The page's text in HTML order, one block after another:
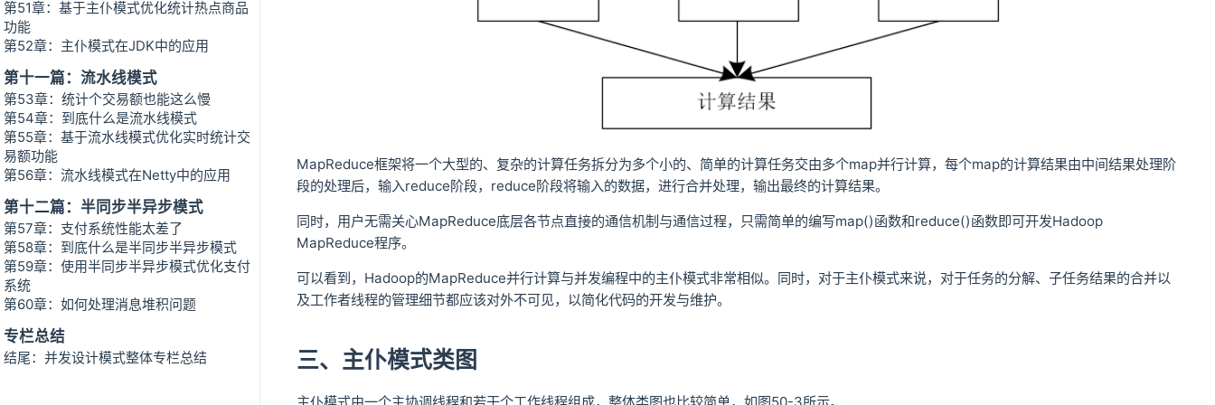
第51章：基于主仆模式优化统计热点商品
功能
第52章：主仆模式在JDK中的应用
第十一篇：流水线模式
第53章：统计个交易额也能这么慢
第54章：到底什么是流水线模式
第55章：基于流水线模式优化实时统计交
易额功能
第56章：流水线模式在Netty中的应用
第十二篇：半同步半异步模式
第57章：支付系统性能太差了
第58章：到底什么是半同步半异步模式
第59章：使用半同步半异步模式优化支付
系统
第60章：如何处理消息堆积问题
专栏总结
结尾：并发设计模式整体专栏总结
MapReduce框架将一个大型的、复杂的计算任务拆分为多个小的、简单的计算任务交由多个map并行计算，每个map的计算结果由中间结果处理阶
段的处理后，输入reduce阶段，reduce阶段将输入的数据，进行合并处理，输出最终的计算结果。
同时，用户无需关心MapReduce底层各节点直接的通信机制与通信过程，只需简单的编写map()函数和reduce()函数即可开发Hadoop
MapReduce程序。
可以看到，Hadoop的MapReduce并行计算与并发编程中的主仆模式非常相似。同时，对于主仆模式来说，对于任务的分解、子任务结果的合并以
及工作者线程的管理细节都应该对外不可见，以简化代码的开发与维护。
三、主仆模式类图